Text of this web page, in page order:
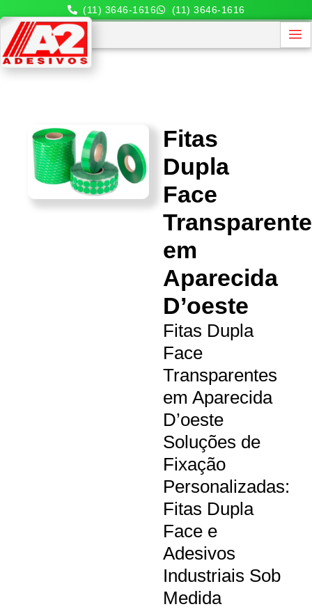
(11) 3646-1616 (11) 3646-1616
Fitas
Dupla
Face
em
Aparecida
D’oeste
Fitas Dupla
Face
Transparentes
em Aparecida
D’oeste
Soluções de
Fixação
Personalizadas:
Fitas Dupla
Face e
Adesivos
Industriais Sob
Medida